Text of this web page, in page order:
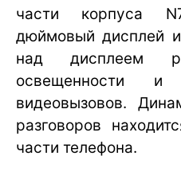
части корпуса
дюймовый дисплей
над дисплеем
освещенности и
видеовызовов.
разговоров
части телефона.